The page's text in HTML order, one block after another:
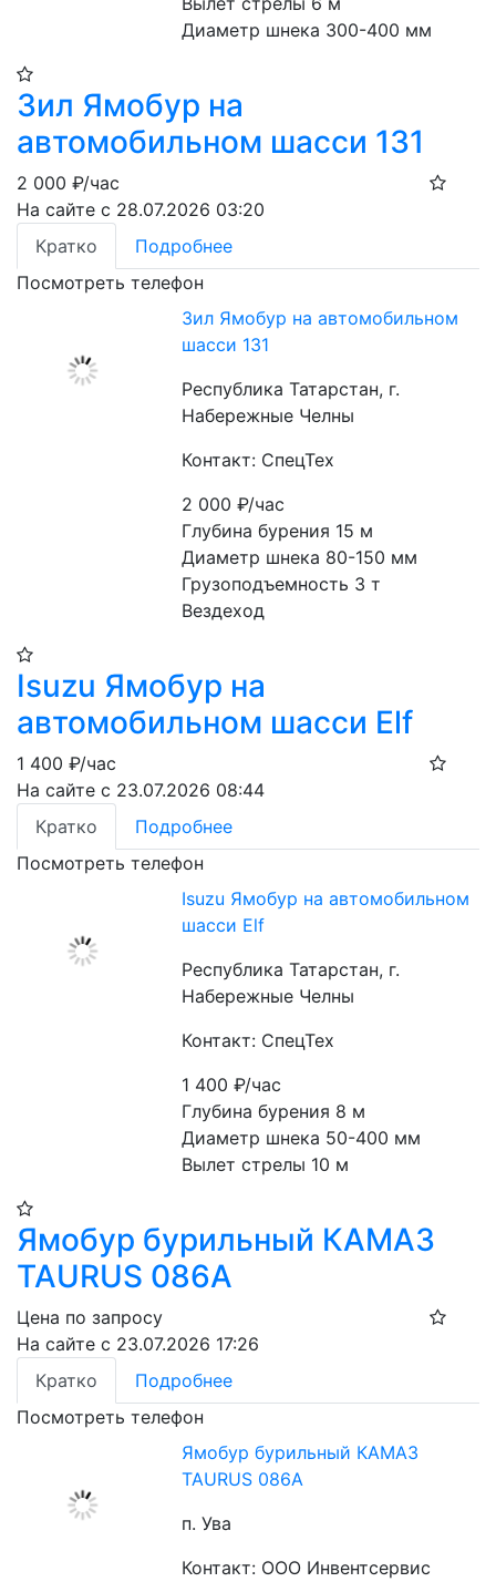
Диаметр шнека 300-400 мм
Зил Ямобур на
автомобильном шасси 131
2 000 ₽/час
На сайте с 28.07.2026 03:20
Кратко
Подробнее
Посмотреть телефон
Зил Ямобур на автомобильном
шасси 131
Республика Татарстан, г.
Набережные Челны
Контакт: СпецТех
2 000₽/час
Глубина бурения 15 м
Диаметр шнека 80-150 мм
Грузоподъемность 3 т
Вездеход
Isuzu Ямобур на
автомобильном шасси Elf
1 400 ₽/час
На сайте с 23.07.2026 08:44
Кратко
Подробнее
Посмотреть телефон
Isuzu Ямобур на автомобильном
шасси Elf
Республика Татарстан, г.
Набережные Челны
Контакт: СпецТех
1 400₽/час
Глубина бурения 8 м
Диаметр шнека 50-400 мм
Вылет стрелы 10 м
Ямобур бурильный КАМАЗ
TAURUS 086A
Цена по запросу
На сайте с 23.07.2026 17:26
Кратко
Подробнее
Посмотреть телефон
Ямобур бурильный КАМАЗ
TAURUS 086A
п. Ува
Контакт: ООО Инвентсервис